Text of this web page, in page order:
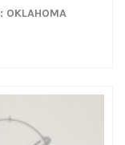
OKLAHOMA